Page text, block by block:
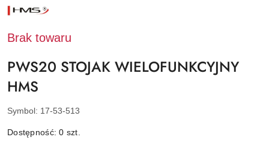
NAZWA
PRODUCENTA:
Brak towaru
PWS20 STOJAK WIELOFUNKCYJNY
HMS
Symbol: 17-53-513
Dostępność:0 szt.